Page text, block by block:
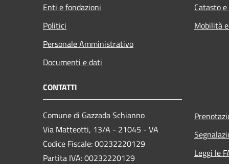
Enti e fondazioni
Politici
Personale Amministrativo
Documenti e dati
Catasto
Mobilità
CONTATTI
Comune di Gazzada Schianno
Via Matteotti, 13/A - 21045 - VA
Codice Fiscale: 00232220129
Partita IVA: 00232220129
Leggi le